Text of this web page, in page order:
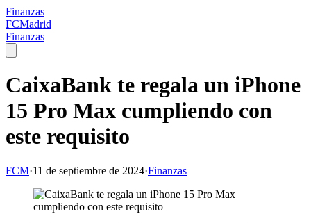
Finanzas
FCMadrid
Finanzas
CaixaBank te regala un iPhone
15 Pro Max cumpliendo con
este requisito
FCM·11 de septiembre de 2024·Finanzas